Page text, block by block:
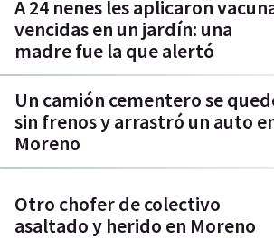
A 24 nenes les aplicaron
vencidas en un jardín: una
madre fue la que alertó
Un camión cementero se
sin frenos y arrastró un auto
Moreno
Otro chofer de colectivo
asaltado y herido en Moreno